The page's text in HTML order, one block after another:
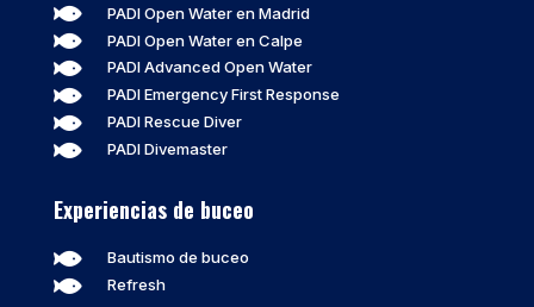
 PADI Open Water en Madrid
 PADI Open Water en Calpe
 PADI Advanced Open Water
 PADI Emergency First Response
 PADI Rescue Diver
 PADI Divemaster
Experiencias de buceo
 Bautismo de buceo
 Refresh